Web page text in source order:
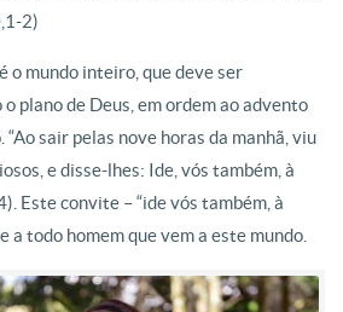
2)
o mundo inteiro, que deve ser
plano de Deus, em ordem ao advento
sair pelas nove horas da manhã, viu
e disse-lhes: Ide, vós também, à
Este convite – “ide vós também, à
a todo homem que vem a este mundo.